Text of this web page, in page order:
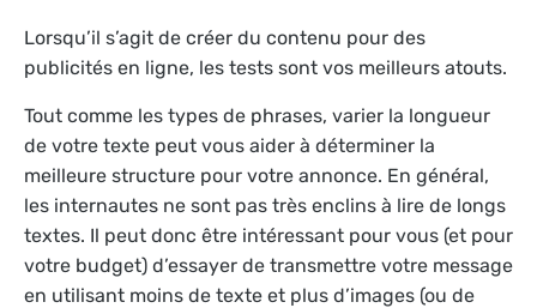
Lorsqu’il s’agit de créer du contenu pour des
publicités en ligne, les tests sont vos meilleurs atouts.
Tout comme les types de phrases, varier la longueur
de votre texte peut vous aider à déterminer la
meilleure structure pour votre annonce. En général,
les internautes ne sont pas très enclins à lire de longs
textes. Il peut donc être intéressant pour vous (et pour
votre budget) d’essayer de transmettre votre message
en utilisant moins de texte et plus d’images (ou de